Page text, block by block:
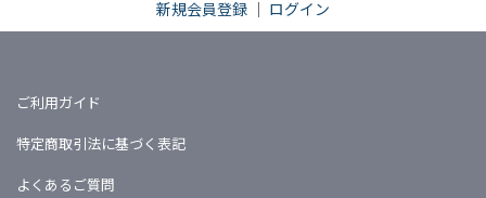
新規会員登録 ｜ ログイン
ご利用ガイド
特定商取引法に基づく表記
よくあるご質問